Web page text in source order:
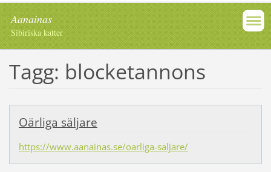
Aanainas
Sibiriska katter
Tagg: blocketannons
Oärliga säljare
https://www.aanainas.se/oarliga-saljare/